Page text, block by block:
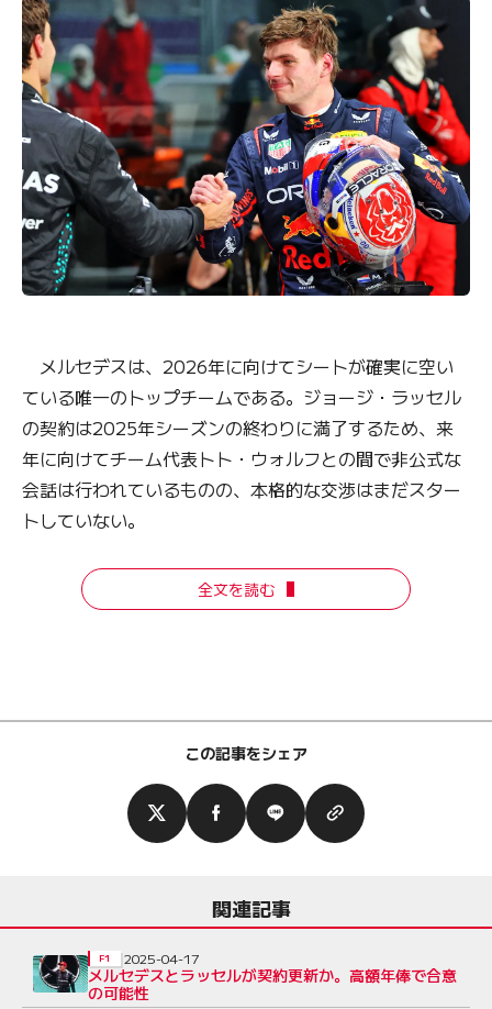
メルセデスは、2026年に向けてシートが確実に空い
ている唯一のトップチームである。ジョージ・ラッセル
の契約は2025年シーズンの終わりに満了するため、来
年に向けてチーム代表トト・ウォルフとの間で非公式な
会話は行われているものの、本格的な交渉はまだスター
トしていない。
全文を読む
この記事をシェア
関連記事
メルセデスとラッセルが契約更新か。高額年俸で合意
の可能性
F1 2025-04-17